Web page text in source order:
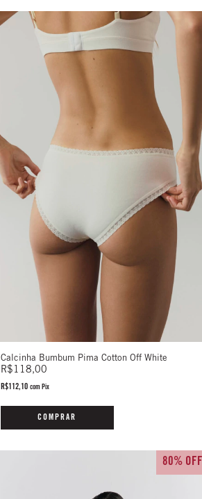
Calcinha Bumbum Pima Cotton Off White
R$118,00
R$112,10 com Pix
COMPRAR
80% OFF